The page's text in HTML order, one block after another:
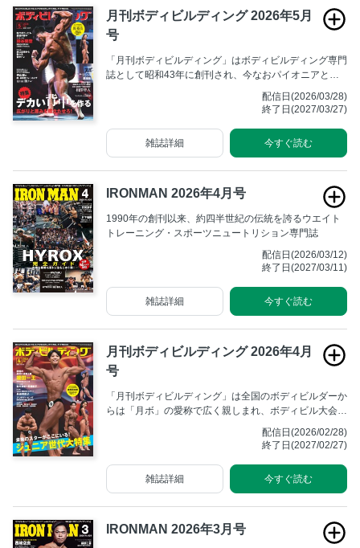
月刊ボディビルディング 2026年5月
号
「月刊ボディビルディング」はボディビルディング専門
誌として昭和43年に創刊され、今なおパイオニアとし
配信日(2026/03/28)
終了日(2027/03/27)
今すぐ読む
雑誌詳細
IRONMAN 2026年4月号
1990年の創刊以来、約四半世紀の伝統を誇るウエイト
トレーニング・スポーツニュートリション専門誌
配信日(2026/03/12)
終了日(2027/03/11)
今すぐ読む
雑誌詳細
月刊ボディビルディング 2026年4月
号
「月刊ボディビルディング」は全国のボディビルダーか
らは「月ボ」の愛称で広く親しまれ、ボディビル大会の
取材記事や最新のトレーニング方法の解説に高い支持を
配信日(2026/02/28)
終了日(2027/02/27)
今すぐ読む
雑誌詳細
IRONMAN 2026年3月号